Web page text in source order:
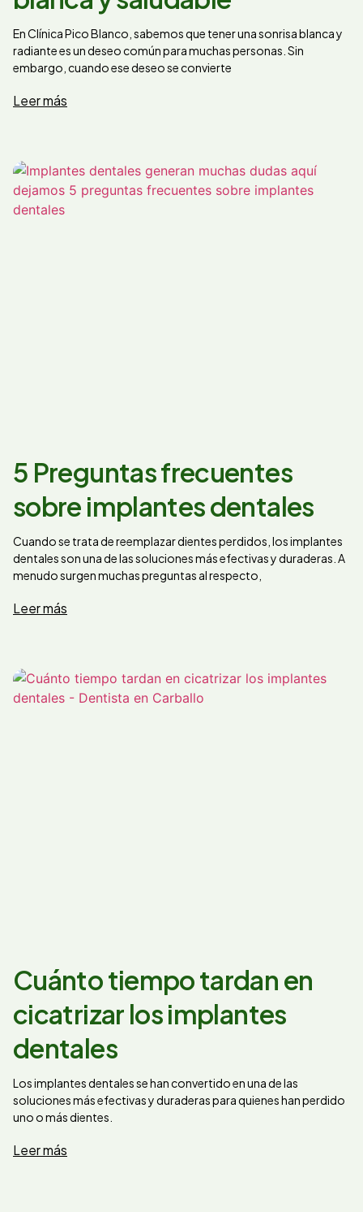
En Clínica Pico Blanco, sabemos que tener una sonrisa blanca y
radiante es un deseo común para muchas personas. Sin
embargo, cuando ese deseo se convierte
Leer más
5 Preguntas frecuentes
sobre implantes dentales
Cuando se trata de reemplazar dientes perdidos, los implantes
dentales son una de las soluciones más efectivas y duraderas. A
menudo surgen muchas preguntas al respecto,
Leer más
Cuánto tiempo tardan en
cicatrizar los implantes
dentales
Los implantes dentales se han convertido en una de las
soluciones más efectivas y duraderas para quienes han perdido
uno o más dientes.
Leer más